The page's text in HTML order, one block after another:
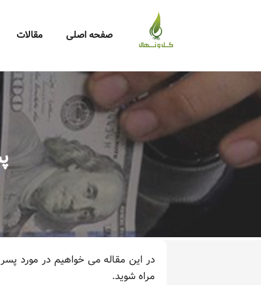
صفحه اصلی مقالات
در این مقاله می خواهیم در مورد
مراه شوید.